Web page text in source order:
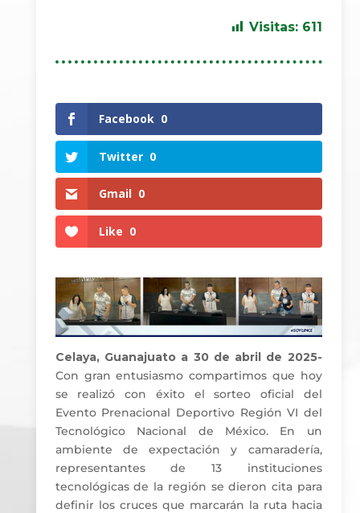
Visitas: 611
Facebook 0
Twitter 0
Gmail 0
Like 0
Celaya, Guanajuato a 30 de abril de 2025-
Con gran entusiasmo compartimos que hoy
se realizó con éxito el sorteo oficial del
Evento Prenacional Deportivo Región VI del
Tecnológico Nacional de México. En un
ambiente de expectación y camaradería,
representantes de 13 instituciones
tecnológicas de la región se dieron cita para
definir los cruces que marcarán la ruta hacia